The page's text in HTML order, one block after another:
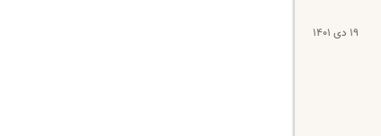
۱۹ دی ۱۴۰۱